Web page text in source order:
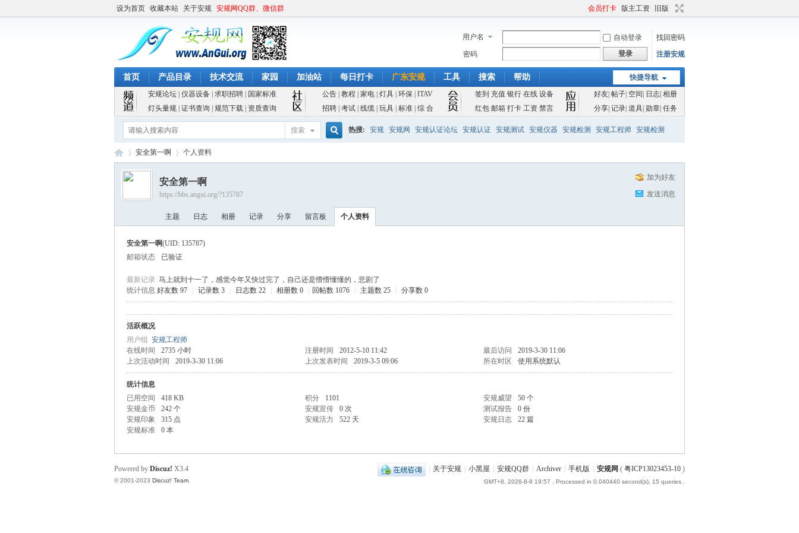
设为首页 收藏本站 关于安规 安规网QQ群、微信群 会员打卡 版主工资 旧版
用户名 自动登录
找回密码
密码
登录 注册安规
快捷导航
首页 产品目录 技术交流 家园 加油站 每日打卡 广东安规 工具 搜索 帮助
安规论坛 仪器设备 求职招聘 国家标准 公告 教程 家电 灯具 环保 ITAV 签到 充值 银行 在线 设备 好友| 帖子| 空间 日志| 相册
灯头量规 证书查询 规范下载 资质查询 招聘| 考试| 线缆| 玩具| 标准| 综 合 红包 邮箱 打卡 工资 禁言 分享| 记录| 道具| 勋章| 任务
搜索 热搜: 安规 安规网 安规认证论坛 安规认证 安规测试 安规仪器 安规检测 安规工程师 安规检测
›
安全第一啊 个人资料
加为好友
发送消息
安全第一啊
https://bbs.angui.org/?135787
主题 日志 相册 记录 分享 留言板 个人资料
安全第一啊(UID: 135787)
邮箱状态
已验证
最新记录 马上就到十一了，感觉今年又快过完了，自己还是懵懵懂懂的，悲剧了
统计信息 好友数 97 记录数 3 日志数 22 相册数 0 回帖数 1076 主题数 25 分享数 0
活跃概况
用户组 安规工程师
在线时间
2735 小时 注册时间 2012-5-10 11:42 最后访问
2019-3-30 11:06
上次活动时间
2019-3-30 11:06 上次发表时间 2019-3-5 09:06 所在时区 使用系统默认
统计信息
已用空间
418 KB 积分 1101 安规威望
50 个
安规金币
242 个 安规宣传 0 次 测试报告
0 份
安规印象
315 点 安规活力 522 天 安规日志
22 篇
安规标准
0 本
关于安规 小黑屋 安规QQ群 Archiver 手机版 安规网 ( 粤ICP13023453-10 )
GMT+8, 2026-8-9 19:57 , Processed in 0.040440 second(s), 15 queries .
Powered by Discuz! X3.4
© 2001-2023 Discuz! Team